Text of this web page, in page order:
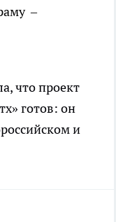
–
что проект
готов: он
и